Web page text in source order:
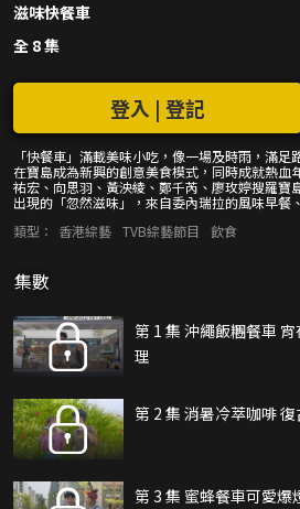
滋味快餐車
全 8 集
「快餐車」滿載美味小吃，像一場及時雨，滿
在寶島成為新興的創意美食模式，同時成就熱血年輕
祐宏、向思羽、黃泱綾、鄭千芮、廖玫婷搜羅寶
出現的「忽然滋味」，來自委內瑞拉的風味早餐
飯和炸物，台灣、香港兩地原味道小吃，以及小
快餐車出發！
登入 | 登記
類型： 香港綜藝 TVB綜藝節目 飲食
集數
第 1 集 沖繩飯糰餐車 宵夜專屬墨西哥料
理
第 2
第 3 集 蜜蜂餐車可愛爆燈 走遍台灣